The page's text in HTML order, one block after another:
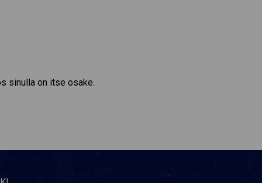
sinulla on itse osake.